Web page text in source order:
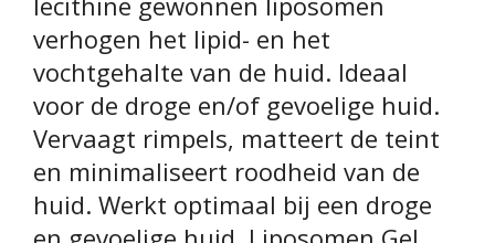
verhogen het lipid- en het
vochtgehalte van de huid. Ideaal
voor de droge en/of gevoelige huid.
Vervaagt rimpels, matteert de teint
en minimaliseert roodheid van de
huid. Werkt optimaal bij een droge